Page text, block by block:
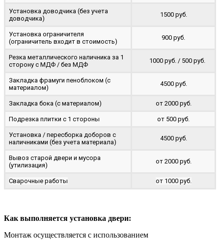
Установка доводчика (без учета
доводчика)
1500 руб.
Установка ограничителя
(ограничитель входит в стоимость)
900 руб.
Резка металлического наличника за 1
сторону с МДФ / без МДФ
1000 руб. / 500 руб.
Закладка фрамуги пеноблоком (с
материалом)
4500 руб.
Закладка бока (с материалом) от 2000 руб.
Подрезка плитки с 1 стороны от 500 руб.
Установка / пересборка доборов с
наличниками (без учета материала)
4500 руб.
Вывоз старой двери и мусора
(утилизация)
от 2000 руб.
Сварочные работы от 1000 руб.
Как выполняется установка двери:
Монтаж осуществляется с использованием